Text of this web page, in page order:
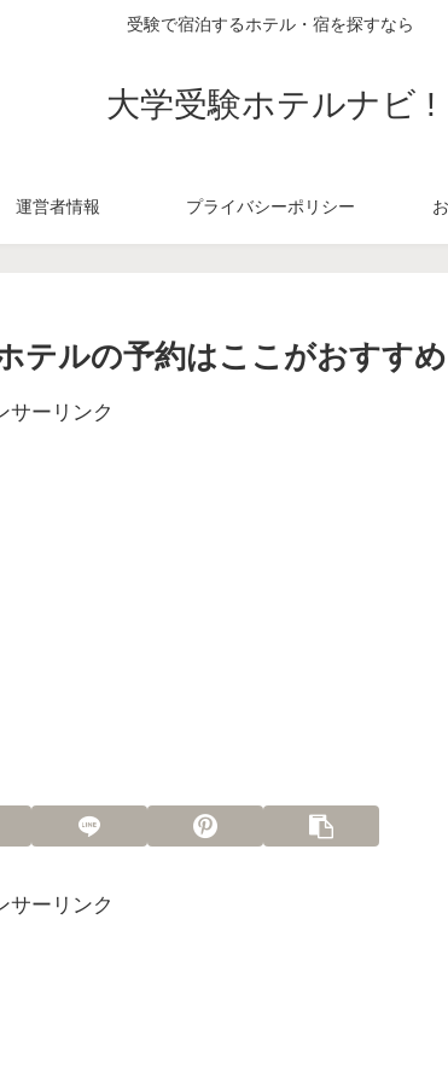
受験で宿泊するホテル・宿を探すなら
大学受験ホテルナビ !
運営者情報 プライバシーポリシー
テルの予約はここがおすすめ
サーリンク
サーリンク